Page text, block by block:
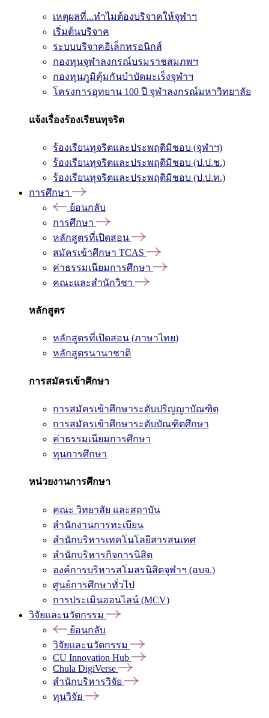
เหตุผลที่...ทำไมต้องบริจาคให้จุฬาฯ
เริ่มต้นบริจาค
ระบบบริจาคอิเล็กทรอนิกส์
กองทุนจุฬาลงกรณ์บรมราชสมภพฯ
กองทุนภูมิคุ้มกันบำบัดมะเร็งจุฬาฯ
โครงการอุทยาน 100 ปี จุฬาลงกรณ์มหาวิทยาลัย
แจ้งเรื่องร้องเรียนทุจริต
ร้องเรียนทุจริตและประพฤติมิชอบ (จุฬาฯ)
ร้องเรียนทุจริตและประพฤติมิชอบ (ป.ป.ช.)
ร้องเรียนทุจริตและประพฤติมิชอบ (ป.ป.ท.)
การศึกษา
ย้อนกลับ
การศึกษา
หลักสูตรที่เปิดสอน
สมัครเข้าศึกษา TCAS
ค่าธรรมเนียมการศึกษา
คณะและสำนักวิชา
หลักสูตร
หลักสูตรที่เปิดสอน (ภาษาไทย)
หลักสูตรนานาชาติ
การสมัครเข้าศึกษา
การสมัครเข้าศึกษาระดับปริญญาบัณฑิต
การสมัครเข้าศึกษาระดับบัณฑิตศึกษา
ค่าธรรมเนียมการศึกษา
ทุนการศึกษา
หน่วยงานการศึกษา
คณะ วิทยาลัย และสถาบัน
สำนักงานการทะเบียน
สำนักบริหารเทคโนโลยีสารสนเทศ
สำนักบริหารกิจการนิสิต
องค์การบริหารสโมสรนิสิตจุฬาฯ (อบจ.)
ศูนย์การศึกษาทั่วไป
การประเมินออนไลน์ (MCV)
วิจัยและนวัตกรรม
ย้อนกลับ
วิจัยและนวัตกรรม
CU Innovation Hub
Chula DigiVerse
สำนักบริหารวิจัย
ทุนวิจัย